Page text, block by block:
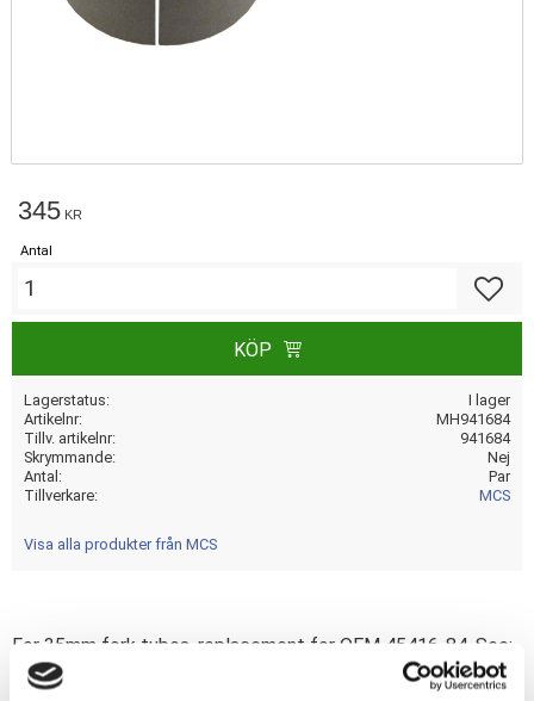
345 KR
Antal
KÖP
Lagerstatus
I lager
Artikelnr
MH941684
Tillv. artikelnr
941684
Skrymmande
Nej
Antal
Par
Tillverkare
MCS
Visa alla produkter från MCS
For 35mm fork tubes. replacement for OEM 45416-84. See:
941384 for the upper slider bushing.